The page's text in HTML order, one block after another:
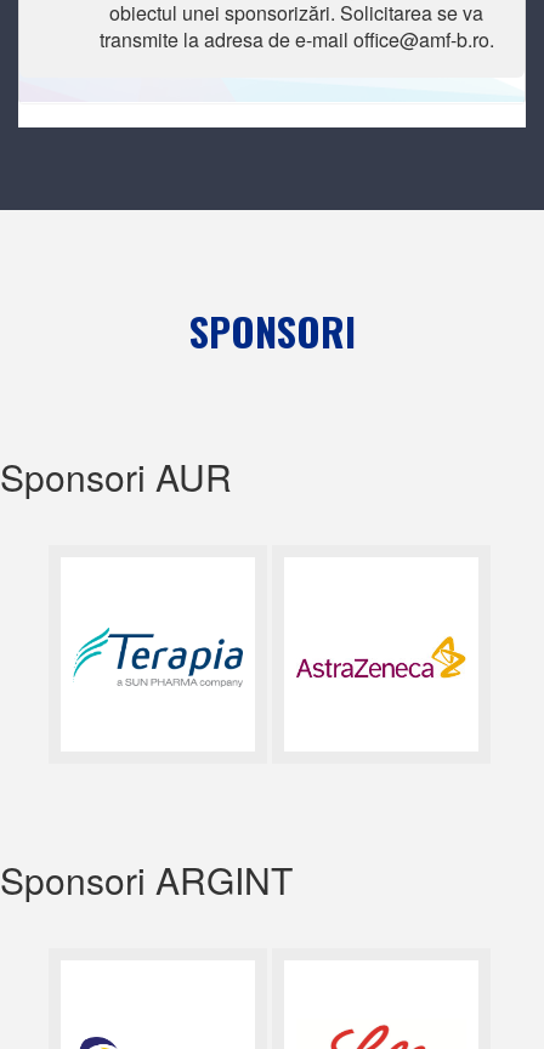
obiectul unei sponsorizări. Solicitarea se va
transmite la adresa de e-mail office@amf-b.ro.
SPONSORI
Sponsori AUR
Sponsori ARGINT